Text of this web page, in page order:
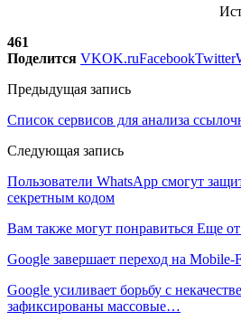
461
Поделится VKOK.ruFacebookTwitter
Предыдущая запись
Список сервисов для анализа
Следующая запись
Пользователи WhatsApp смогут
секретным кодом
Вам также могут понравиться Еще от
Google завершает переход на Mobile-
Google усиливает борьбу с
зафиксированы массовые…